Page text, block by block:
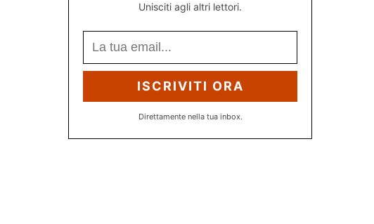
Unisciti agli altri lettori.
ISCRIVITI ORA
Direttamente nella tua inbox.